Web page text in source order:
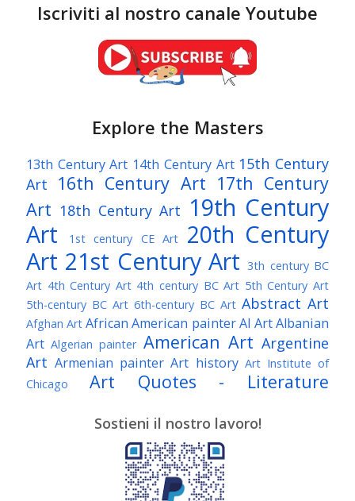
Iscriviti al nostro canale Youtube
Explore the Masters
13th Century Art 14th Century Art 15th Century
Art
16th Century Art 17th Century
Art 18th Century Art 19th Century
Art
1st century CE Art
20th Century
Art 21st Century Art 3th century BC
Art 4th Century Art 4th century BC Art 5th Century Art
5th-century BC Art 6th-century BC Art Abstract Art
Afghan Art African American painterAI ArtAlbanian
Art Algerian painter American Art Argentine
Art Armenian painter Art history Art Institute of
Chicago
Art Quotes - Literature
Awarded Artist Baroque Art
Belgian Art Bohemian Art
Brazilian Art British Art
Brooklyn Museum Bulgarian Art
Sostieni il nostro lavoro!